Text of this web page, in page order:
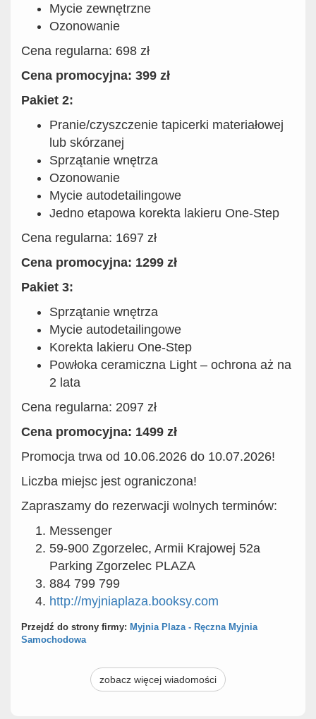
Mycie zewnętrzne
Ozonowanie
Cena regularna: 698 zł
Cena promocyjna: 399 zł
Pakiet 2:
Pranie/czyszczenie tapicerki materiałowej
lub skórzanej
Sprzątanie wnętrza
Ozonowanie
Mycie autodetailingowe
Jedno etapowa korekta lakieru One-Step
Cena regularna: 1697 zł
Cena promocyjna: 1299 zł
Pakiet 3:
Sprzątanie wnętrza
Mycie autodetailingowe
Korekta lakieru One-Step
Powłoka ceramiczna Light – ochrona aż na
2 lata
Cena regularna: 2097 zł
Cena promocyjna: 1499 zł
Promocja trwa od 10.06.2026 do 10.07.2026!
Liczba miejsc jest ograniczona!
Zapraszamy do rezerwacji wolnych terminów:
Messenger
59-900 Zgorzelec, Armii Krajowej 52a
Parking Zgorzelec PLAZA
884 799 799
http://myjniaplaza.booksy.com
Przejdź do strony firmy: Myjnia Plaza - Ręczna Myjnia
Samochodowa
zobacz więcej wiadomości